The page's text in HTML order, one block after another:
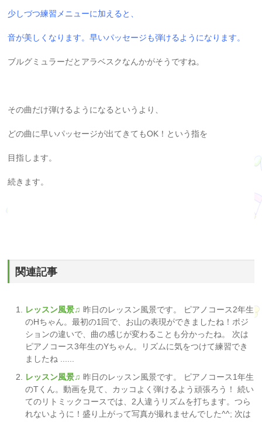
少しづつ練習メニューに加えると、
音が美しくなります。早いパッセージも弾けるようになります。
ブルグミュラーだとアラベスクなんかがそうですね。
その曲だけ弾けるようになるというより、
どの曲に早いパッセージが出てきてもOK！という指を
目指します。
続きます。
関連記事
レッスン風景♫ 昨日のレッスン風景です。 ピアノコース2年生
のHちゃん。最初の1回で、お山の表現ができましたね！ポジ
ションの違いで、曲の感じが変わることも分かったね。 次は
ピアノコース3年生のYちゃん。リズムに気をつけて練習でき
ましたね ......
レッスン風景♫ 昨日のレッスン風景です。 ピアノコース1年生
のTくん。動画を見て、カッコよく弾けるよう頑張ろう！ 続い
てのリトミックコースでは、2人違うリズムを打ちます。つら
れないように！盛り上がって写真が撮れませんでした^^; 次は